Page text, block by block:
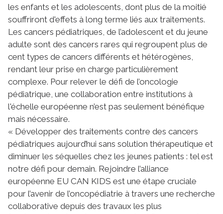
les enfants et les adolescents, dont plus de la moitié
souffriront d'effets à long terme liés aux traitements.
Les cancers pédiatriques, de l’adolescent et du jeune
adulte sont des cancers rares qui regroupent plus de
cent types de cancers différents et hétérogènes,
rendant leur prise en charge particulièrement
complexe. Pour relever le défi de l’oncologie
pédiatrique, une collaboration entre institutions à
l'échelle européenne n’est pas seulement bénéfique
mais nécessaire.
« Développer des traitements contre des cancers
pédiatriques aujourd’hui sans solution thérapeutique et
diminuer les séquelles chez les jeunes patients : tel est
notre défi pour demain. Rejoindre l’alliance
européenne EU CAN KIDS est une étape cruciale
pour l’avenir de l’oncopédiatrie à travers une recherche
collaborative depuis des travaux les plus